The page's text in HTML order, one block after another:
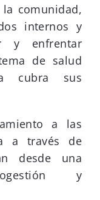
comunidad,
internos y
y enfrentar
de salud
cubra sus
a las
a través de
desde una
y